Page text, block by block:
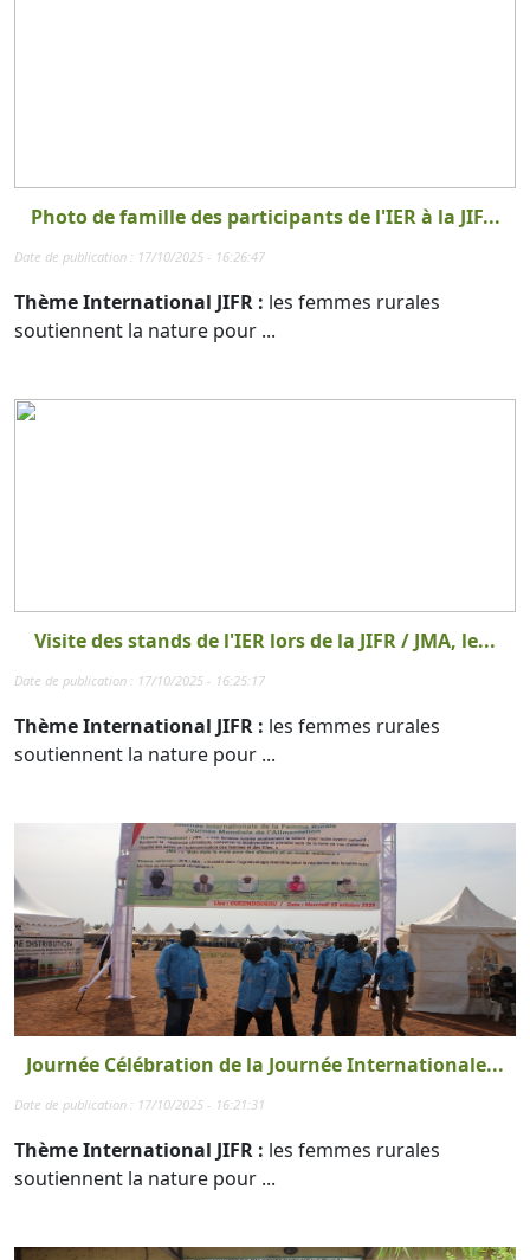
Photo de famille des participants de l'IER à la JIF...
Date de publication : 17/10/2025 - 16:26:47
Thème International JIFR : les femmes rurales
soutiennent la nature pour ...
Visite des stands de l'IER lors de la JIFR / JMA, le...
Date de publication : 17/10/2025 - 16:25:17
Thème International JIFR : les femmes rurales
soutiennent la nature pour ...
Journée Célébration de la Journée Internationale...
Date de publication : 17/10/2025 - 16:21:31
Thème International JIFR : les femmes rurales
soutiennent la nature pour ...